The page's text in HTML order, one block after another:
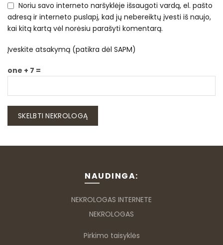
Noriu savo interneto naršyklėje išsaugoti vardą, el. pašto
adresą ir interneto puslapį, kad jų nebereiktų įvesti iš naujo,
kai kitą kartą vėl norėsiu parašyti komentarą.
Įveskite atsakymą (patikra dėl SAPM)
one + 7 =
NAUDINGA:
NEKROLOGAS INTERNETE
NEKROLOGAS
Pirkimo taisyklės